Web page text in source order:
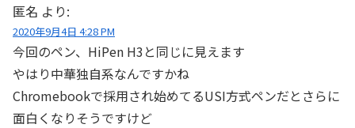
匿名 より:
2020年9月4日 4:28 PM
今回のペン、HiPen H3と同じに見えます
やはり中華独自系なんですかね
Chromebookで採用され始めてるUSI方式ペンだとさらに
面白くなりそうですけど